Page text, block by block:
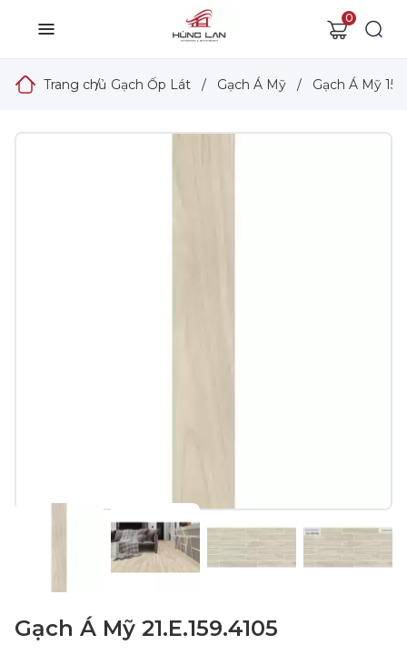
0
Trang chủ
/ Gạch Ốp Lát / Gạch Á Mỹ / Gạch Á Mỹ
Gạch Á Mỹ 21.E.159.4105